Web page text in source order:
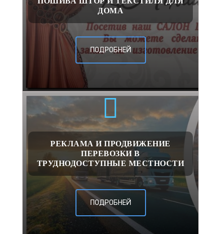
ДОМА
ПОДРОБНЕЙ
РЕКЛАМА И ПРОДВИЖЕНИЕ
ПЕРЕВОЗКИ В
ТРУДНОДОСТУПНЫЕ МЕСТНОСТИ
ПОДРОБНЕЙ